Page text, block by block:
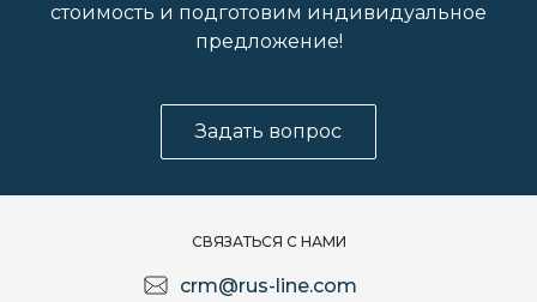
стоимость и подготовим индивидуальное
предложение!
Задать вопрос
СВЯЗАТЬСЯ С НАМИ
crm@rus-line.com